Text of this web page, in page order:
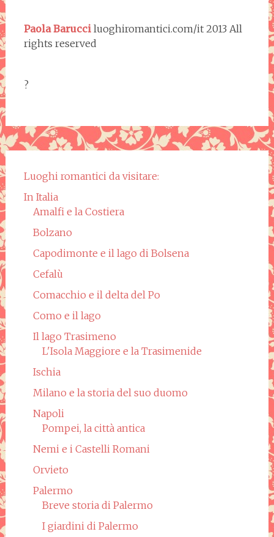
Paola Barucciluoghiromantici.com/it 2013 All
rights reserved
?
Luoghi romantici da visitare:
In Italia
Amalfi e la Costiera
Bolzano
Capodimonte e il lago di Bolsena
Cefalù
Comacchio e il delta del Po
Como e il lago
Il lago Trasimeno
L'Isola Maggiore e la Trasimenide
Ischia
Milano e la storia del suo duomo
Napoli
Pompei, la città antica
Nemi e i Castelli Romani
Orvieto
Palermo
Breve storia di Palermo
I giardini di Palermo